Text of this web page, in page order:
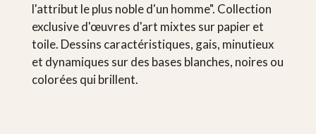
l'attribut le plus noble d'un homme". Collection
exclusive d'œuvres d'art mixtes sur papier et
toile. Dessins caractéristiques, gais, minutieux
et dynamiques sur des bases blanches, noires ou
colorées qui brillent.